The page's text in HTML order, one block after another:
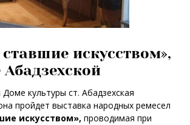
искусством»,
культуры ст. Абадзехская
пройдет выставка народных ремесел
искусством», проводимая при